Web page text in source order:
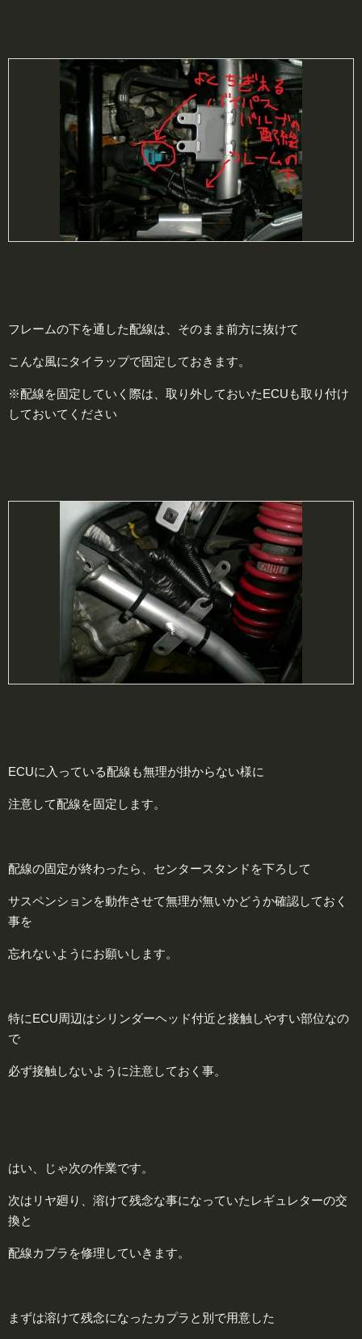
フレームの下を通した配線は、そのまま前方に抜けて
こんな風にタイラップで固定しておきます。
※配線を固定していく際は、取り外しておいたECUも取り付け
しておいてください
ECUに入っている配線も無理が掛からない様に
注意して配線を固定します。
配線の固定が終わったら、センタースタンドを下ろして
サスペンションを動作させて無理が無いかどうか確認しておく
事を
忘れないようにお願いします。
特にECU周辺はシリンダーヘッド付近と接触しやすい部位なの
で
必ず接触しないように注意しておく事。
はい、じゃ次の作業です。
次はリヤ廻り、溶けて残念な事になっていたレギュレターの交
換と
配線カプラを修理していきます。
まずは溶けて残念になったカプラと別で用意した